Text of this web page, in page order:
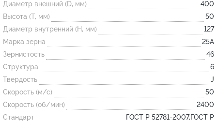
Огнеупорные
изделия
Скачать каталог
Тигель
Муфель
Черпак
Шербер
Диаметр внешний (D, мм)
400
Высота (T, мм)
50
Диаметр внутренний (H, мм)
127
Марка зерна
25А
Зернистость
46
Структура
6
Твердость
J
Скорость (м/с)
50
Скорость (об/мин)
2400
Стандарт
ГОСТ Р 52781-2007,ГОСТ Р